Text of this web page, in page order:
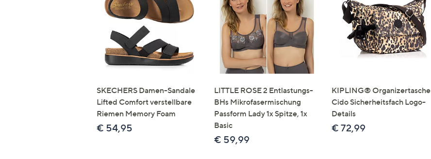
Touch-
Geräten
nach
links
bzw.
rechts,
um
diese
anzuzeigen.
SKECHERS Damen-Sandale
Lifted Comfort verstellbare
Riemen Memory Foam
€ 54,95
LITTLE ROSE 2 Entlastungs-
BHs Mikrofasermischung
Passform Lady 1x Spitze, 1x
Basic
€ 59,99
KIPLING® Organizertasche
Cido Sicherheitsfach Logo-
Details
€ 72,99